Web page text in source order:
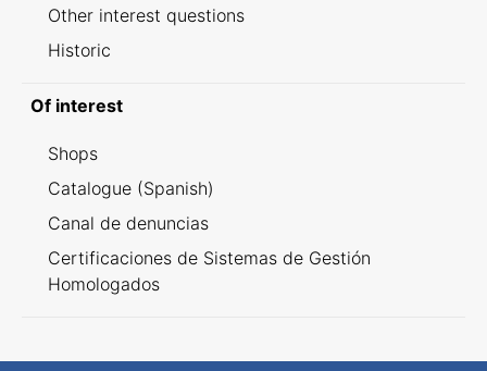
Other interest questions
Historic
Of interest
Shops
Catalogue (Spanish)
Canal de denuncias
Certificaciones de Sistemas de Gestión
Homologados